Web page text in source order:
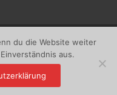
Ihr Friseur und Kosmetik
TemplatesNext.
du die Website weiter
aus.